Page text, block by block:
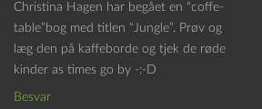
Christina Hagen har begået en “coffe-
table”bog med titlen “Jungle”. Prøv og
læg den på kaffeborde og tjek de røde
kinder as times go by -:-D
Besvar